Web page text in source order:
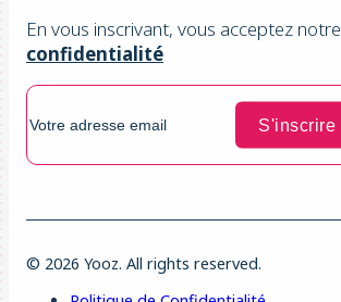
En vous inscrivant, vous acceptez notre
confidentialité
© 2026 Yooz. All rights reserved.